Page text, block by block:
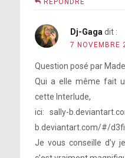
Dj-Gaga dit :
7 NOVEMBRE
Question posé par
Qui a elle même fait
cette Interlude,
ici: sally-
b.deviantart.com/#/
Je vous conseille d’y